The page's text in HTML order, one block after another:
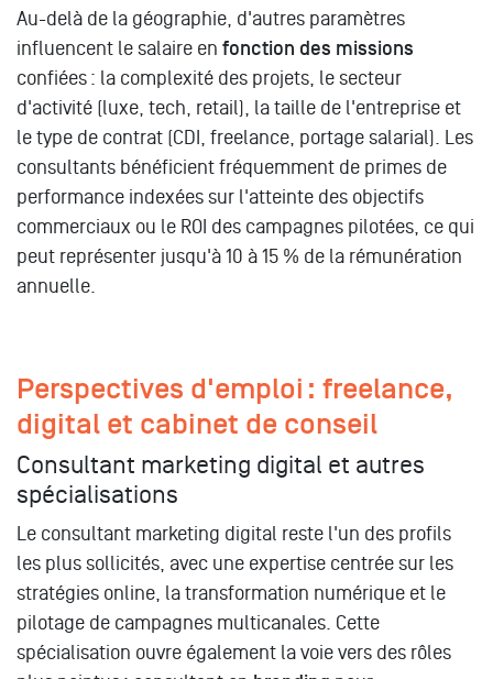
Au-delà de la géographie, d'autres paramètres
influencent le salaire en fonction des missions
confiées : la complexité des projets, le secteur
d'activité (luxe, tech, retail), la taille de l'entreprise et
le type de contrat (CDI, freelance, portage salarial). Les
consultants bénéficient fréquemment de primes de
performance indexées sur l'atteinte des objectifs
commerciaux ou le ROI des campagnes pilotées, ce qui
peut représenter jusqu'à 10 à 15 % de la rémunération
annuelle.
Perspectives d'emploi : freelance,
digital et cabinet de conseil
Consultant marketing digital et autres
spécialisations
Le consultant marketing digital reste l'un des profils
les plus sollicités, avec une expertise centrée sur les
stratégies online, la transformation numérique et le
pilotage de campagnes multicanales. Cette
spécialisation ouvre également la voie vers des rôles